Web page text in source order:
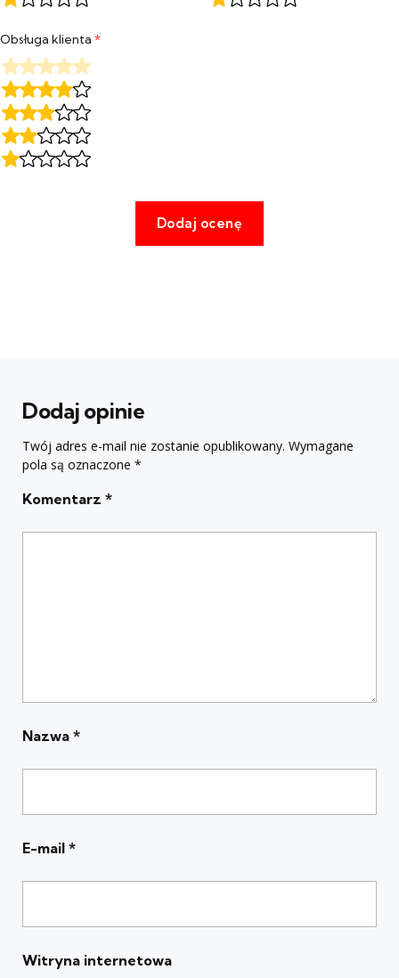
Obsługa klienta *
Dodaj opinie
Twój adres e-mail nie zostanie opublikowany. Wymagane
pola są oznaczone *
Komentarz *
Nazwa *
E-mail *
Witryna internetowa